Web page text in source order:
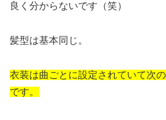
良く分からないです（笑）
髪型は基本同じ。
衣装は曲ごとに設定されていて次
です。